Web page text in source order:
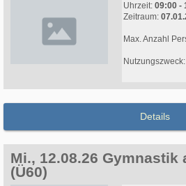
Uhrzeit: 09:00 -
Zeitraum:
Max. Anzahl
Nutzungszweck:
Details
Mi., 12.08.26 Gymnastik
(Ü60)